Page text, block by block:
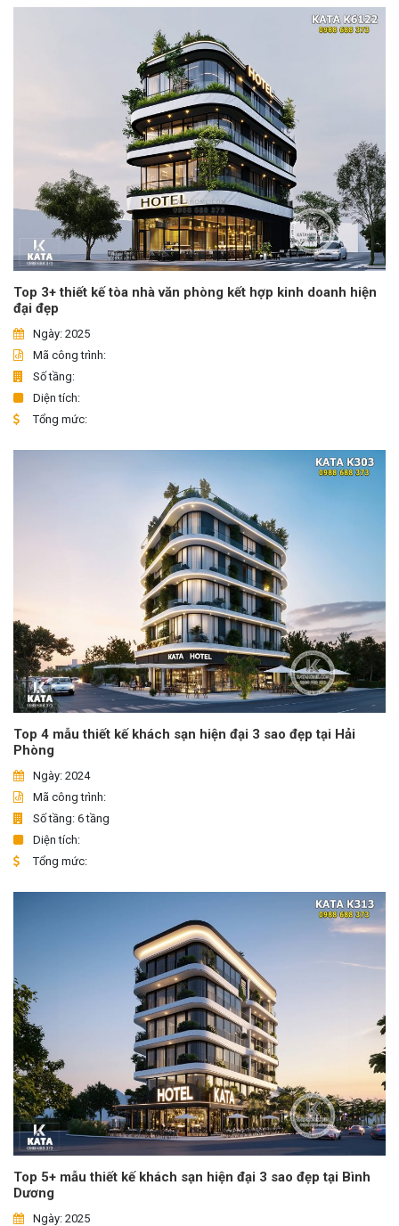
Top 3+ thiết kế tòa nhà văn phòng kết hợp kinh doanh hiện
đại đẹp
Ngày: 2025
Mã công trình:
Số tầng:
Diện tích:
Tổng mức:
Top 4 mẫu thiết kế khách sạn hiện đại 3 sao đẹp tại Hải
Phòng
Ngày: 2024
Mã công trình:
Số tầng: 6 tầng
Diện tích:
Tổng mức:
Top 5+ mẫu thiết kế khách sạn hiện đại 3 sao đẹp tại Bình
Dương
Ngày: 2025